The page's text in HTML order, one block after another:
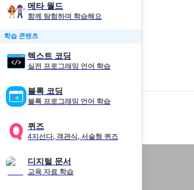
메타 월드
함께 탐험하며 학습해요
학습 콘텐츠
텍스트 코딩
실전 프로그래밍 언어 학습
블록 코딩
블록 프로그래밍 언어 학습
퀴즈
4지선다, 객관식, 서술형 퀴즈
디지털 문서
교육 자료 학습